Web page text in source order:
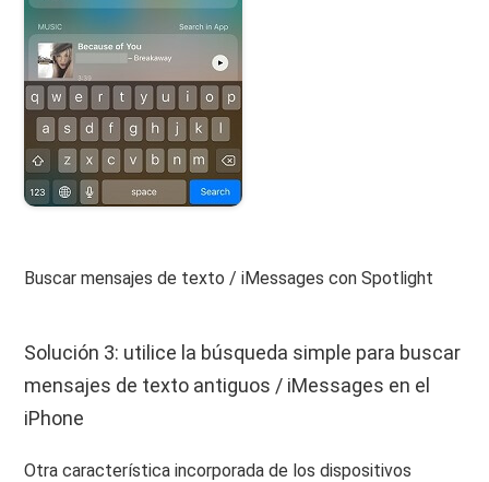
Buscar mensajes de texto / iMessages con Spotlight
Solución 3: utilice la búsqueda simple para buscar
mensajes de texto antiguos / iMessages en el
iPhone
Otra característica incorporada de los dispositivos